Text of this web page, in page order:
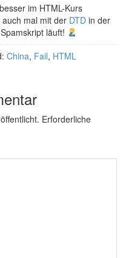
im HTML-Kurs
mal mit der DTD in der
läuft!
China, Fail, HTML
Erforderliche